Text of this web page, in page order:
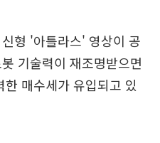
형 '아틀라스' 영상이 공
기술력이 재조명받으면
매수세가 유입되고 있